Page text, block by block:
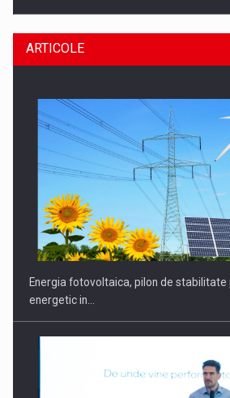
CEO Conference - Shaping The Future -
ARTICOLE
Energia fotovoltaica, pilon de stabilitate
energetic in…